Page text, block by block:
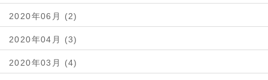
2020年06月 (2)
2020年04月 (3)
2020年03月 (4)